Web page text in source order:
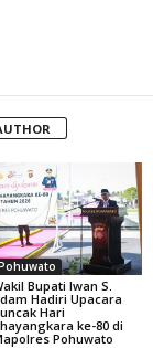
Bupati Iwan S.
Hadiri Upacara
Hari
ke-80 di
Pohuwato